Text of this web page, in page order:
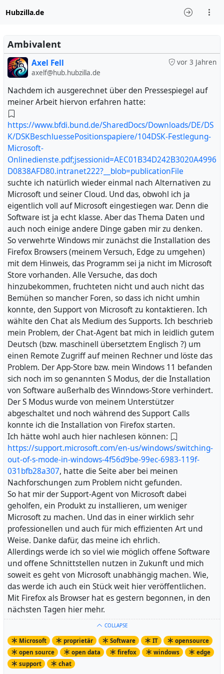
Hubzilla.de
Ambivalent
vor 3 Jahren
Axel Fell
axelf@hub.hubzilla.de
Nachdem ich ausgerechnet über den Pressespiegel auf
meiner Arbeit hiervon erfahren hatte:
https://www.bfdi.bund.de/SharedDocs/Downloads/DE/DS
K/DSKBeschluessePositionspapiere/104DSK-Festlegung-
Microsoft-
Onlinedienste.pdf;jsessionid=AEC01B34D242B3020A4996
D0838AFD80.intranet222?__blob=publicationFile
suchte ich natürlich wieder einmal nach Alternativen zu
Microsoft und seiner Cloud. Und das, obwohl ich ja
eigentlich voll auf Microsoft eingestiegen war. Denn die
Software ist ja echt klasse. Aber das Thema Daten und
auch noch einige andere Dinge gaben mir zu denken.
So verwehrte Windows mir zunächst die Installation des
Firefox Browsers (meinem Versuch, Edge zu umgehen)
mit dem Hinweis, das Programm sei ja nicht im Microsoft
Store vorhanden. Alle Versuche, das doch
hinzubekommen, fruchteten nicht und auch nicht das
Bemühen so mancher Foren, so dass ich nicht umhin
konnte, den Support von Microsoft zu kontaktieren. Ich
wählte den Chat als Medium des Supports. Ich beschrieb
mein Problem, der Chat-Agent bat mich in leidlich gutem
Deutsch (bzw. maschinell übersetztem Englisch ?) um
einen Remote Zugriff auf meinen Rechner und löste das
Problem. Der App-Store bzw. mein Windows 11 befanden
sich noch im so genannten S Modus, der die Installation
von Software außerhalb des Winndows-Store verhindert.
Der S Modus wurde von meinem Unterstützer
abgeschaltet und noch während des Support Calls
konnte ich die Installation von Firefox starten.
Ich hätte wohl auch hier nachlesen können:
https://support.microsoft.com/en-us/windows/switching-
out-of-s-mode-in-windows-4f56d9be-99ec-6983-119f-
031bfb28a307, hatte die Seite aber bei meinen
Nachforschungen zum Problem nicht gefunden.
So hat mir der Support-Agent von Microsoft dabei
geholfen, ein Produkt zu installieren, um weniger
Microsoft zu machen. Und das in einer wirklich sehr
professionellen und auch für mich effizienten Art und
Weise. Danke dafür, das meine ich ehrlich.
Allerdings werde ich so viel wie möglich offene Software
und offene Schnittstellen nutzen in Zukunft und mich
soweit es geht von Microsoft unabhängig machen. Wie,
das werde ich auch ein Stück weit hier veröffentlichen.
Mit Firefox als Browser hat es gestern begonnen, in den
nächsten Tagen hier mehr.
COLLAPSE
Microsoft proprietär Software IT
opensource
open source
open data firefox windows
edge
support
chat